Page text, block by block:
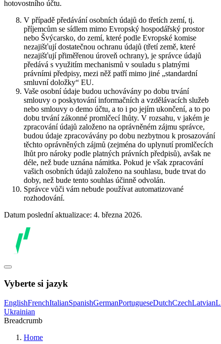
hotovostního účtu.
V případě předávání osobních údajů do třetích zemí, tj.
příjemcům se sídlem mimo Evropský hospodářský prostor
nebo Švýcarsko, do zemí, které podle Evropské komise
nezajišťují dostatečnou ochranu údajů (třetí země, které
nezajišťují přiměřenou úroveň ochrany), je správce údajů
předává s využitím mechanismů v souladu s platnými
právními předpisy, mezi něž patří mimo jiné „standardní
smluvní doložky“ EU.
Vaše osobní údaje budou uchovávány po dobu trvání
smlouvy o poskytování informačních a vzdělávacích služeb
nebo smlouvy o demo účtu, a to i po jejím ukončení, a to po
dobu trvání zákonné promlčecí lhůty. V rozsahu, v jakém je
zpracování údajů založeno na oprávněném zájmu správce,
budou údaje zpracovávány po dobu nezbytnou k prosazování
těchto oprávněných zájmů (zejména do uplynutí promlčecích
lhůt pro nároky podle platných právních předpisů), avšak ne
déle, než bude uznána námitka. Pokud je však zpracování
vašich osobních údajů založeno na souhlasu, bude trvat do
doby, než bude tento souhlas účinně odvolán.
Správce vůči vám nebude používat automatizované
rozhodování.
Datum poslední aktualizace: 4. března 2026.
Vyberte si jazyk
EnglishFrenchItalianSpanishGermanPortugueseDutchCzechLatvian
Ukrainian
Breadcrumb
Home